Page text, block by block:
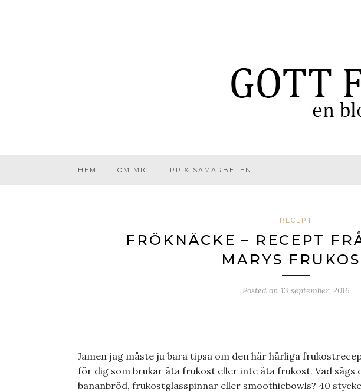
HEM OM MIG PR & SAMARBETEN
RECEPT
FRÖKNÄCKE – RECEPT
MARYS
Posted on 13 september, 2016
Jamen jag måste ju bara tipsa om den här härliga
för dig som brukar äta frukost eller inte äta frukost. Vad sägs
bananbröd, frukostglasspinnar eller smoothiebowls? 40